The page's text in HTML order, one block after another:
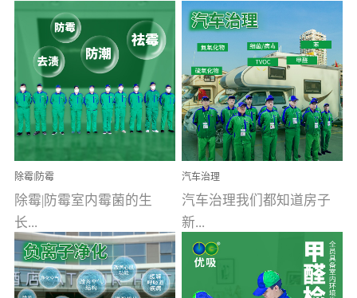
空气污染净化治理）工业
文明的进步，创造了多姿
多彩的家居产品和生活情
调，但也带来了以甲醛为
首的室内...
用行业公认奥维牌消毒
液，具备杀死人体冠状病
毒的功效，杀菌率
99.99%。相对于传统消毒
液来说，无...
除霉|防霉
除霉|防霉室内霉菌的生
长...
受温度、湿度、基质养
汽车治理
汽车治理我们都知道房子
新...
装修完会有甲醛，其实汽